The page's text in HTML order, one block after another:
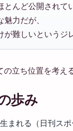
とんど公開されて
力だが、
が難しいというジ
立ち位置を考え
歩み
生まれる（日刊ス